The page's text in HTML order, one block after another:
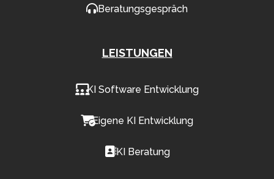
Beratungsgespräch
LEISTUNGEN
KI Software Entwicklung
Eigene KI Entwicklung
KI Beratung